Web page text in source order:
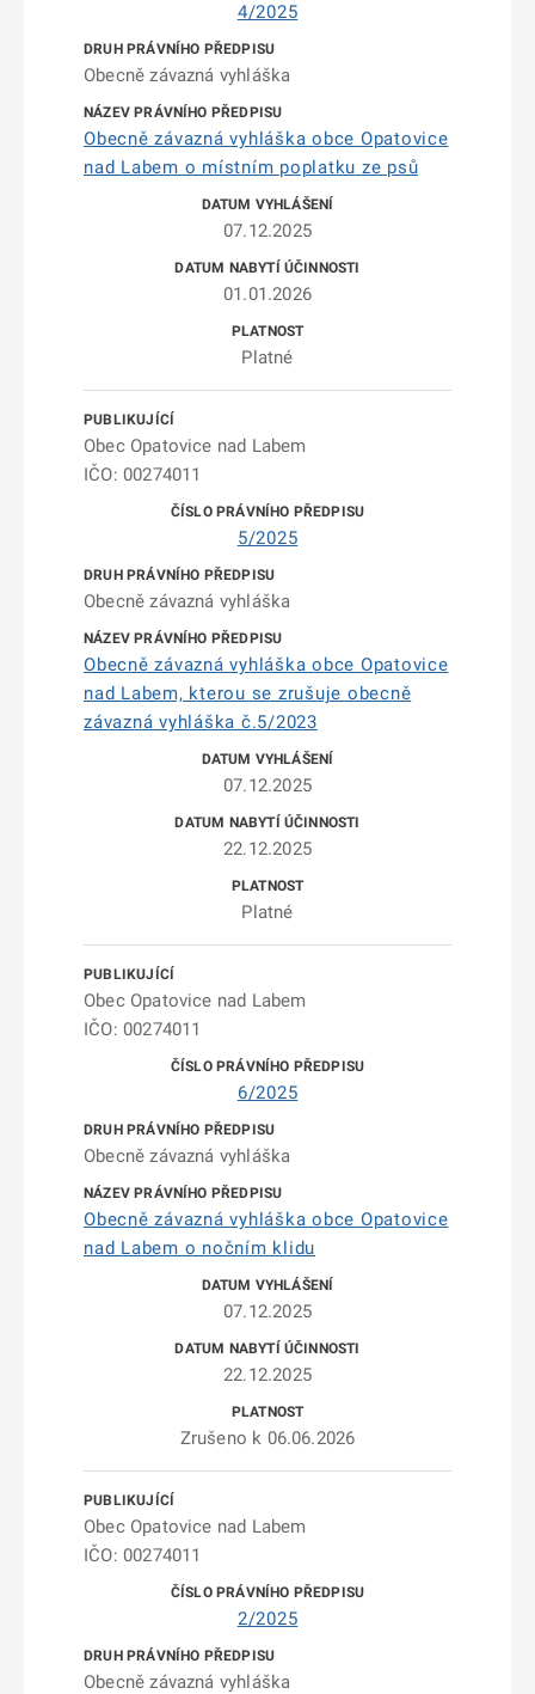
4/2025
Obecně závazná vyhláška
Obecně závazná vyhláška obce Opatovice
nad Labem o místním poplatku ze psů
07.12.2025
01.01.2026
Platné
Obec Opatovice nad Labem
IČO: 00274011
5/2025
Obecně závazná vyhláška
Obecně závazná vyhláška obce Opatovice
nad Labem, kterou se zrušuje obecně
závazná vyhláška č.5/2023
07.12.2025
22.12.2025
Platné
Obec Opatovice nad Labem
IČO: 00274011
6/2025
Obecně závazná vyhláška
Obecně závazná vyhláška obce Opatovice
nad Labem o nočním klidu
07.12.2025
22.12.2025
Zrušeno k 06.06.2026
Obec Opatovice nad Labem
IČO: 00274011
2/2025
Obecně závazná vyhláška